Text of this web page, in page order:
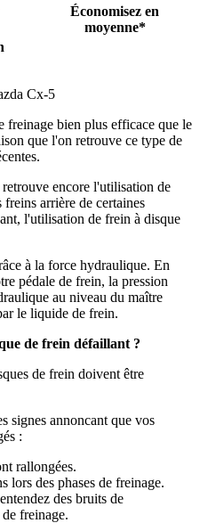
Économisez en
moyenne*
Cx-5
freinage bien plus efficace que le
que l'on retrouve ce type de
encore l'utilisation de
arrière de certaines
l'utilisation de frein à disque
à la force hydraulique. En
pédale de frein, la pression
au niveau du maître
le liquide de frein.
de frein défaillant ?
de frein doivent être
signes annoncant que vos
:
rallongées.
lors des phases de freinage.
des bruits de
freinage.